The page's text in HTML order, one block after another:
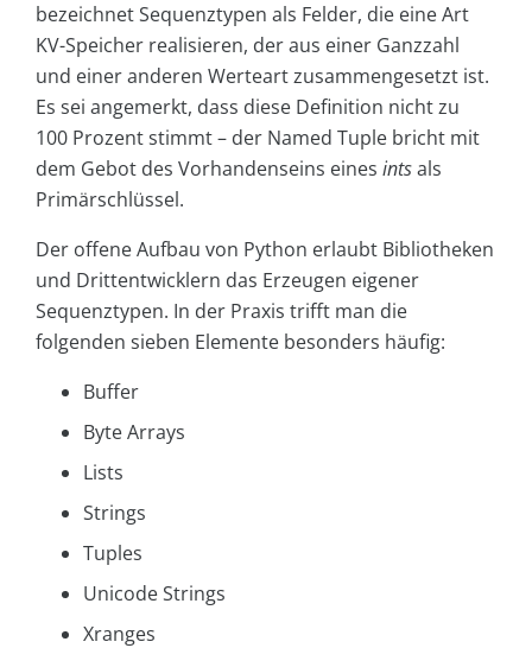
bezeichnet Sequenztypen als Felder, die eine Art
KV-Speicher realisieren, der aus einer Ganzzahl
und einer anderen Werteart zusammengesetzt ist.
Es sei angemerkt, dass diese Definition nicht zu
100 Prozent stimmt – der Named Tuple bricht mit
dem Gebot des Vorhandenseins eines intsals
Primärschlüssel.
Der offene Aufbau von Python erlaubt Bibliotheken
und Drittentwicklern das Erzeugen eigener
Sequenztypen. In der Praxis trifft man die
folgenden sieben Elemente besonders häufig:
Buffer
Byte Arrays
Lists
Strings
Tuples
Unicode Strings
Xranges